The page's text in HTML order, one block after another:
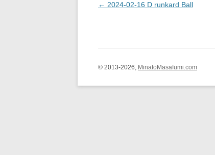
投稿ナビゲーション
← 2024-02-16 D runkard Ball
© 2013-2026, MinatoMasafumi.com